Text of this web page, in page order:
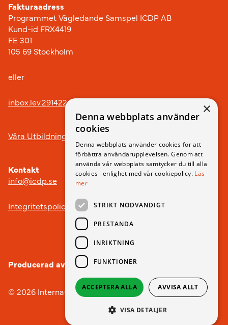
Fakturaadress
Programmet Vägledande Samspel ICDP AB
Kund-id FRX4419
FE 301
105 69 Stockholm
eller
inbox.lev.291422@arkivplats.se
Våra Utbildningar
Kontakt
info@icdp.se
Integritetspolicy
Producerad av Webbyrån nobox.
© 2026 International Child Development Programme
×
Denna webbplats använder
cookies
Denna webbplats använder cookies för att
förbättra användarupplevelsen. Genom att
använda vår webbplats samtycker du till alla
cookies i enlighet med vår cookiepolicy. Läs
mer
STRIKT NÖDVÄNDIGT
PRESTANDA
INRIKTNING
FUNKTIONER
ACCEPTERA ALLA AVVISA ALLT
VISA DETALJER